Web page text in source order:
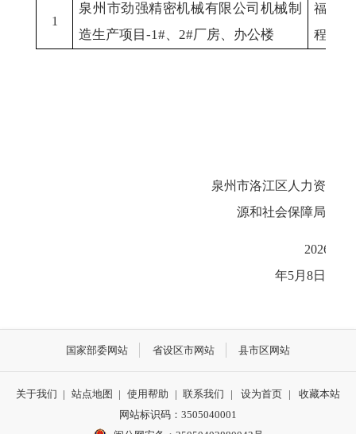
1
泉州市劲强精密机械有限公司机械制
造生产项目-1#、2#厂房、办公楼
福建
程有限
泉州市洛江区人力资
源和社会保障局
2026
年5月 8日
国家部委网站 省设区市网站 县市区网站
关于我们 | 站点地图 | 使用帮助 | 联系我们 | 设为首页 |
收藏本站
网站标识码：3505040001